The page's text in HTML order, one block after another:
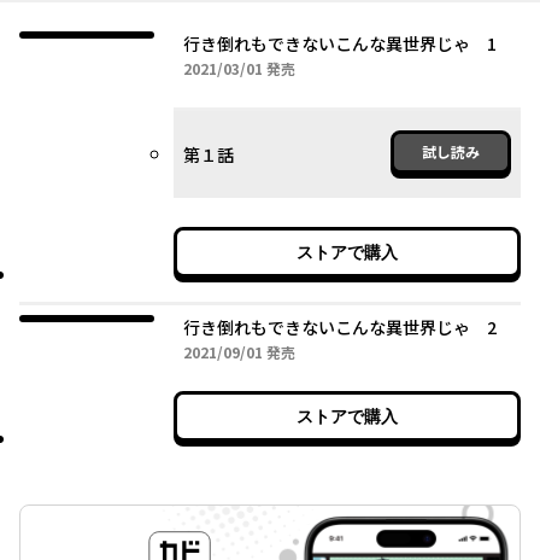
行き倒れもできないこんな異世界じゃ 1
2021/03/01 2021年03月01日
発売
第１話 試し読み
ストアで購入
行き倒れもできないこんな異世界じゃ 2
2021/09/01 2021年09月01日
発売
ストアで購入